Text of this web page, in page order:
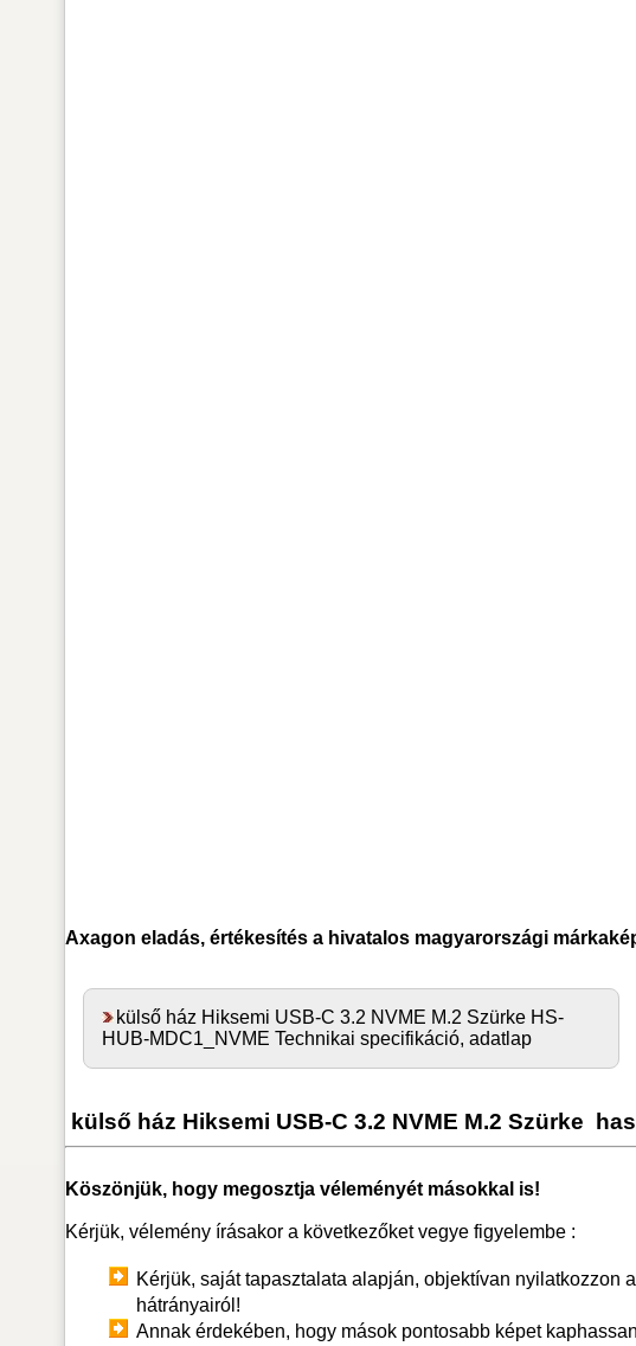
Axagon eladás, értékesítés a hivatalos magyarországi
külső ház Hiksemi USB-C 3.2 NVME M.2 Szürke HS-
HUB-MDC1_NVME Technikai specifikáció, adatlap
külső ház Hiksemi USB-C 3.2 NVME M.2 Szürke
Köszönjük, hogy megosztja véleményét másokkal is!
Kérjük, vélemény írásakor a következőket vegye figyelembe :
Kérjük, saját tapasztalata alapján, objektívan nyilatkozzon
hátrányairól!
Annak érdekében, hogy mások pontosabb képet